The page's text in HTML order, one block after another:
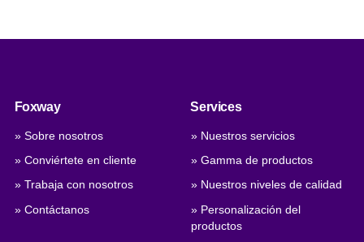
Foxway
» Sobre nosotros
» Conviértete en cliente
» Trabaja con nosotros
» Contáctanos
Services
» Nuestros servicios
» Gamma de productos
» Nuestros niveles de calidad
» Personalización del
productos